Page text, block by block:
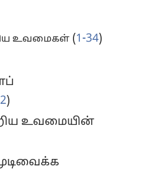
உவமைகள் (1-34)
)
உவமையின்